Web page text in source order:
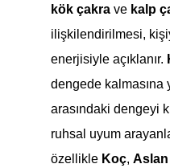
kök çakrave kalp
ilişkilendirilmesi,
enerjisiyle açıklanır.
dengede kalmasına
arasındaki dengeyi
ruhsal uyum
özellikle Koç, Aslan